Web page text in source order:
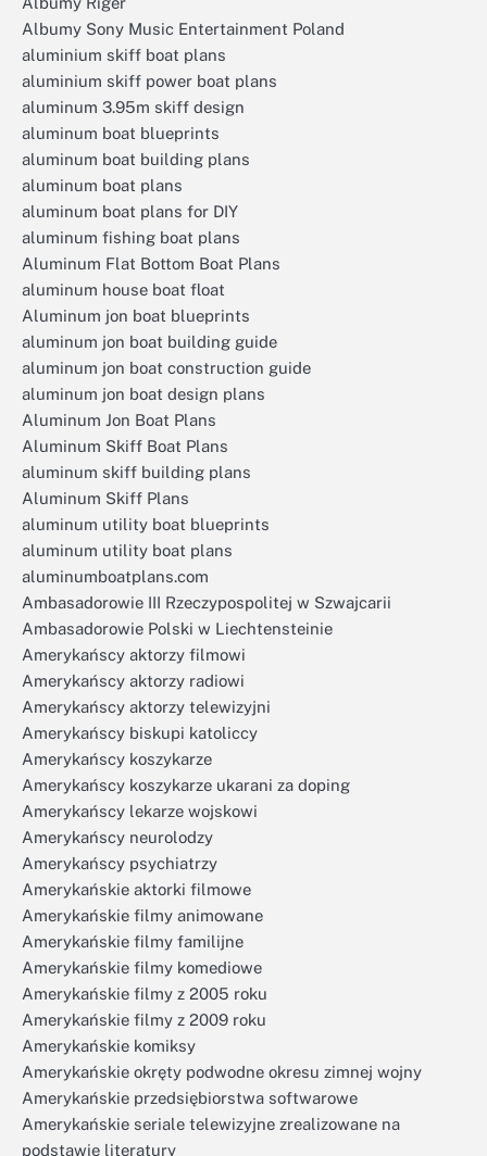
Albumy Sony Music Entertainment Poland
aluminium skiff boat plans
aluminium skiff power boat plans
aluminum 3.95m skiff design
aluminum boat blueprints
aluminum boat building plans
aluminum boat plans
aluminum boat plans for DIY
aluminum fishing boat plans
Aluminum Flat Bottom Boat Plans
aluminum house boat float
Aluminum jon boat blueprints
aluminum jon boat building guide
aluminum jon boat construction guide
aluminum jon boat design plans
Aluminum Jon Boat Plans
Aluminum Skiff Boat Plans
aluminum skiff building plans
Aluminum Skiff Plans
aluminum utility boat blueprints
aluminum utility boat plans
aluminumboatplans.com
Ambasadorowie III Rzeczypospolitej w Szwajcarii
Ambasadorowie Polski w Liechtensteinie
Amerykańscy aktorzy filmowi
Amerykańscy aktorzy radiowi
Amerykańscy aktorzy telewizyjni
Amerykańscy biskupi katoliccy
Amerykańscy koszykarze
Amerykańscy koszykarze ukarani za doping
Amerykańscy lekarze wojskowi
Amerykańscy neurolodzy
Amerykańscy psychiatrzy
Amerykańskie aktorki filmowe
Amerykańskie filmy animowane
Amerykańskie filmy familijne
Amerykańskie filmy komediowe
Amerykańskie filmy z 2005 roku
Amerykańskie filmy z 2009 roku
Amerykańskie komiksy
Amerykańskie okręty podwodne okresu zimnej wojny
Amerykańskie przedsiębiorstwa softwarowe
Amerykańskie seriale telewizyjne zrealizowane na
podstawie literatury